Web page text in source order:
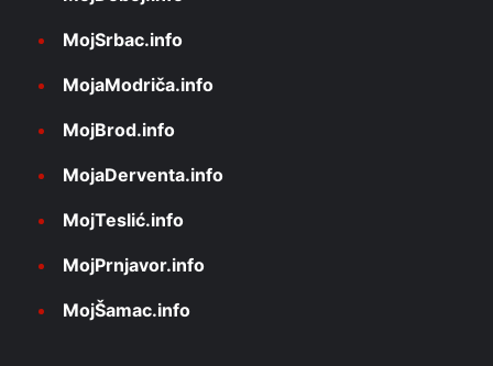
MojSrbac.info
MojaModriča.info
MojBrod.info
MojaDerventa.info
MojTeslić.info
MojPrnjavor.info
MojŠamac.info